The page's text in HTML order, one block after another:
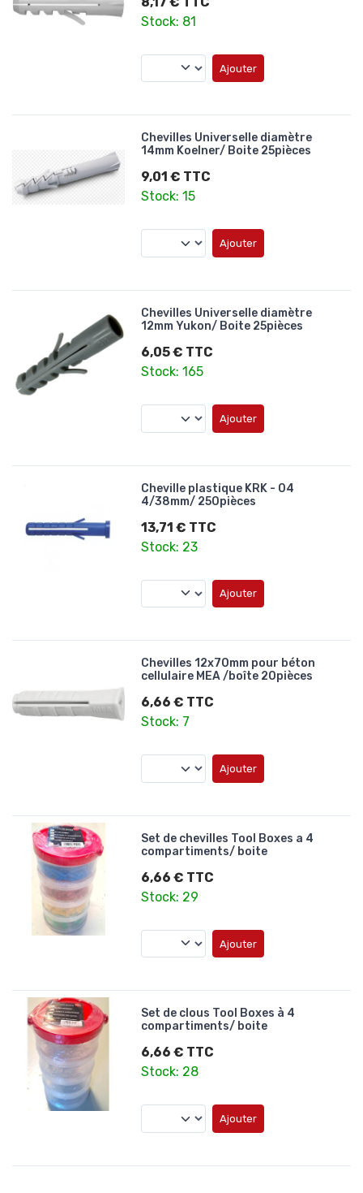
Stock: 81
Ajouter
Chevilles Universelle diamètre
14mm Koelner/ Boite 25pièces
9,01 € TTC
Stock: 15
Ajouter
Chevilles Universelle diamètre
12mm Yukon/ Boite 25pièces
6,05 € TTC
Stock: 165
Ajouter
Cheville plastique KRK - 04
4/38mm/ 250pièces
13,71 € TTC
Stock: 23
Ajouter
Chevilles 12x70mm pour béton
cellulaire MEA /boîte 20pièces
6,66 € TTC
Stock: 7
Ajouter
Set de chevilles Tool Boxes a 4
compartiments/ boite
6,66 € TTC
Stock: 29
Ajouter
Set de clous Tool Boxes à 4
compartiments/ boite
6,66 € TTC
Stock: 28
Ajouter